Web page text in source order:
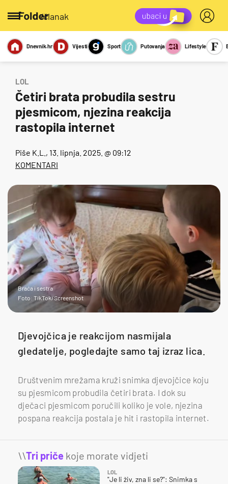
/članak
Miks Kviz
Report
Sexy
Dnevnik.hr Vijesti Sport Putovanja Lifestyle
LOL
Četiri brata probudila sestru
pjesmicom, njezina reakcija
rastopila internet
Piše K.L. , 13. lipnja. 2025. @ 09:12
KOMENTARI
Braća i sestra
Foto: TikTok/Screenshot
Djevojčica je reakcijom nasmijala
gledatelje, pogledajte samo taj izraz lica.
Društvenim mrežama kruži snimka djevojčice koju
su pjesmicom probudila četiri brata. I dok su
dječaci pjesmicom poručili koliko je vole, njezina
pospana reakcija postala je hit i rastopila internet.
\\Tri priče koje morate vidjeti
LOL
"Je li živ, zna li se?": Snimka s